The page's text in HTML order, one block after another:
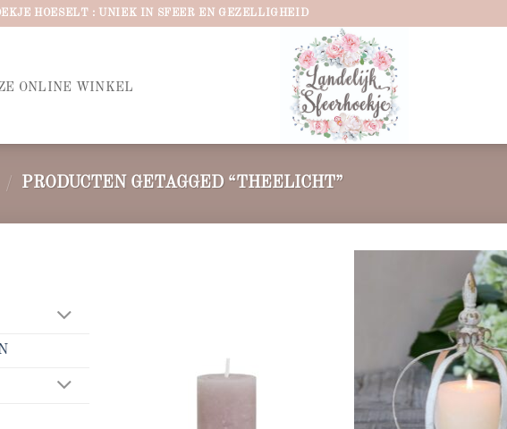
HOESELT : UNIEK IN SFEER EN GEZELLIGHEID
ONLINE WINKEL
/ PRODUCTEN GETAGGED “THEELICHT”